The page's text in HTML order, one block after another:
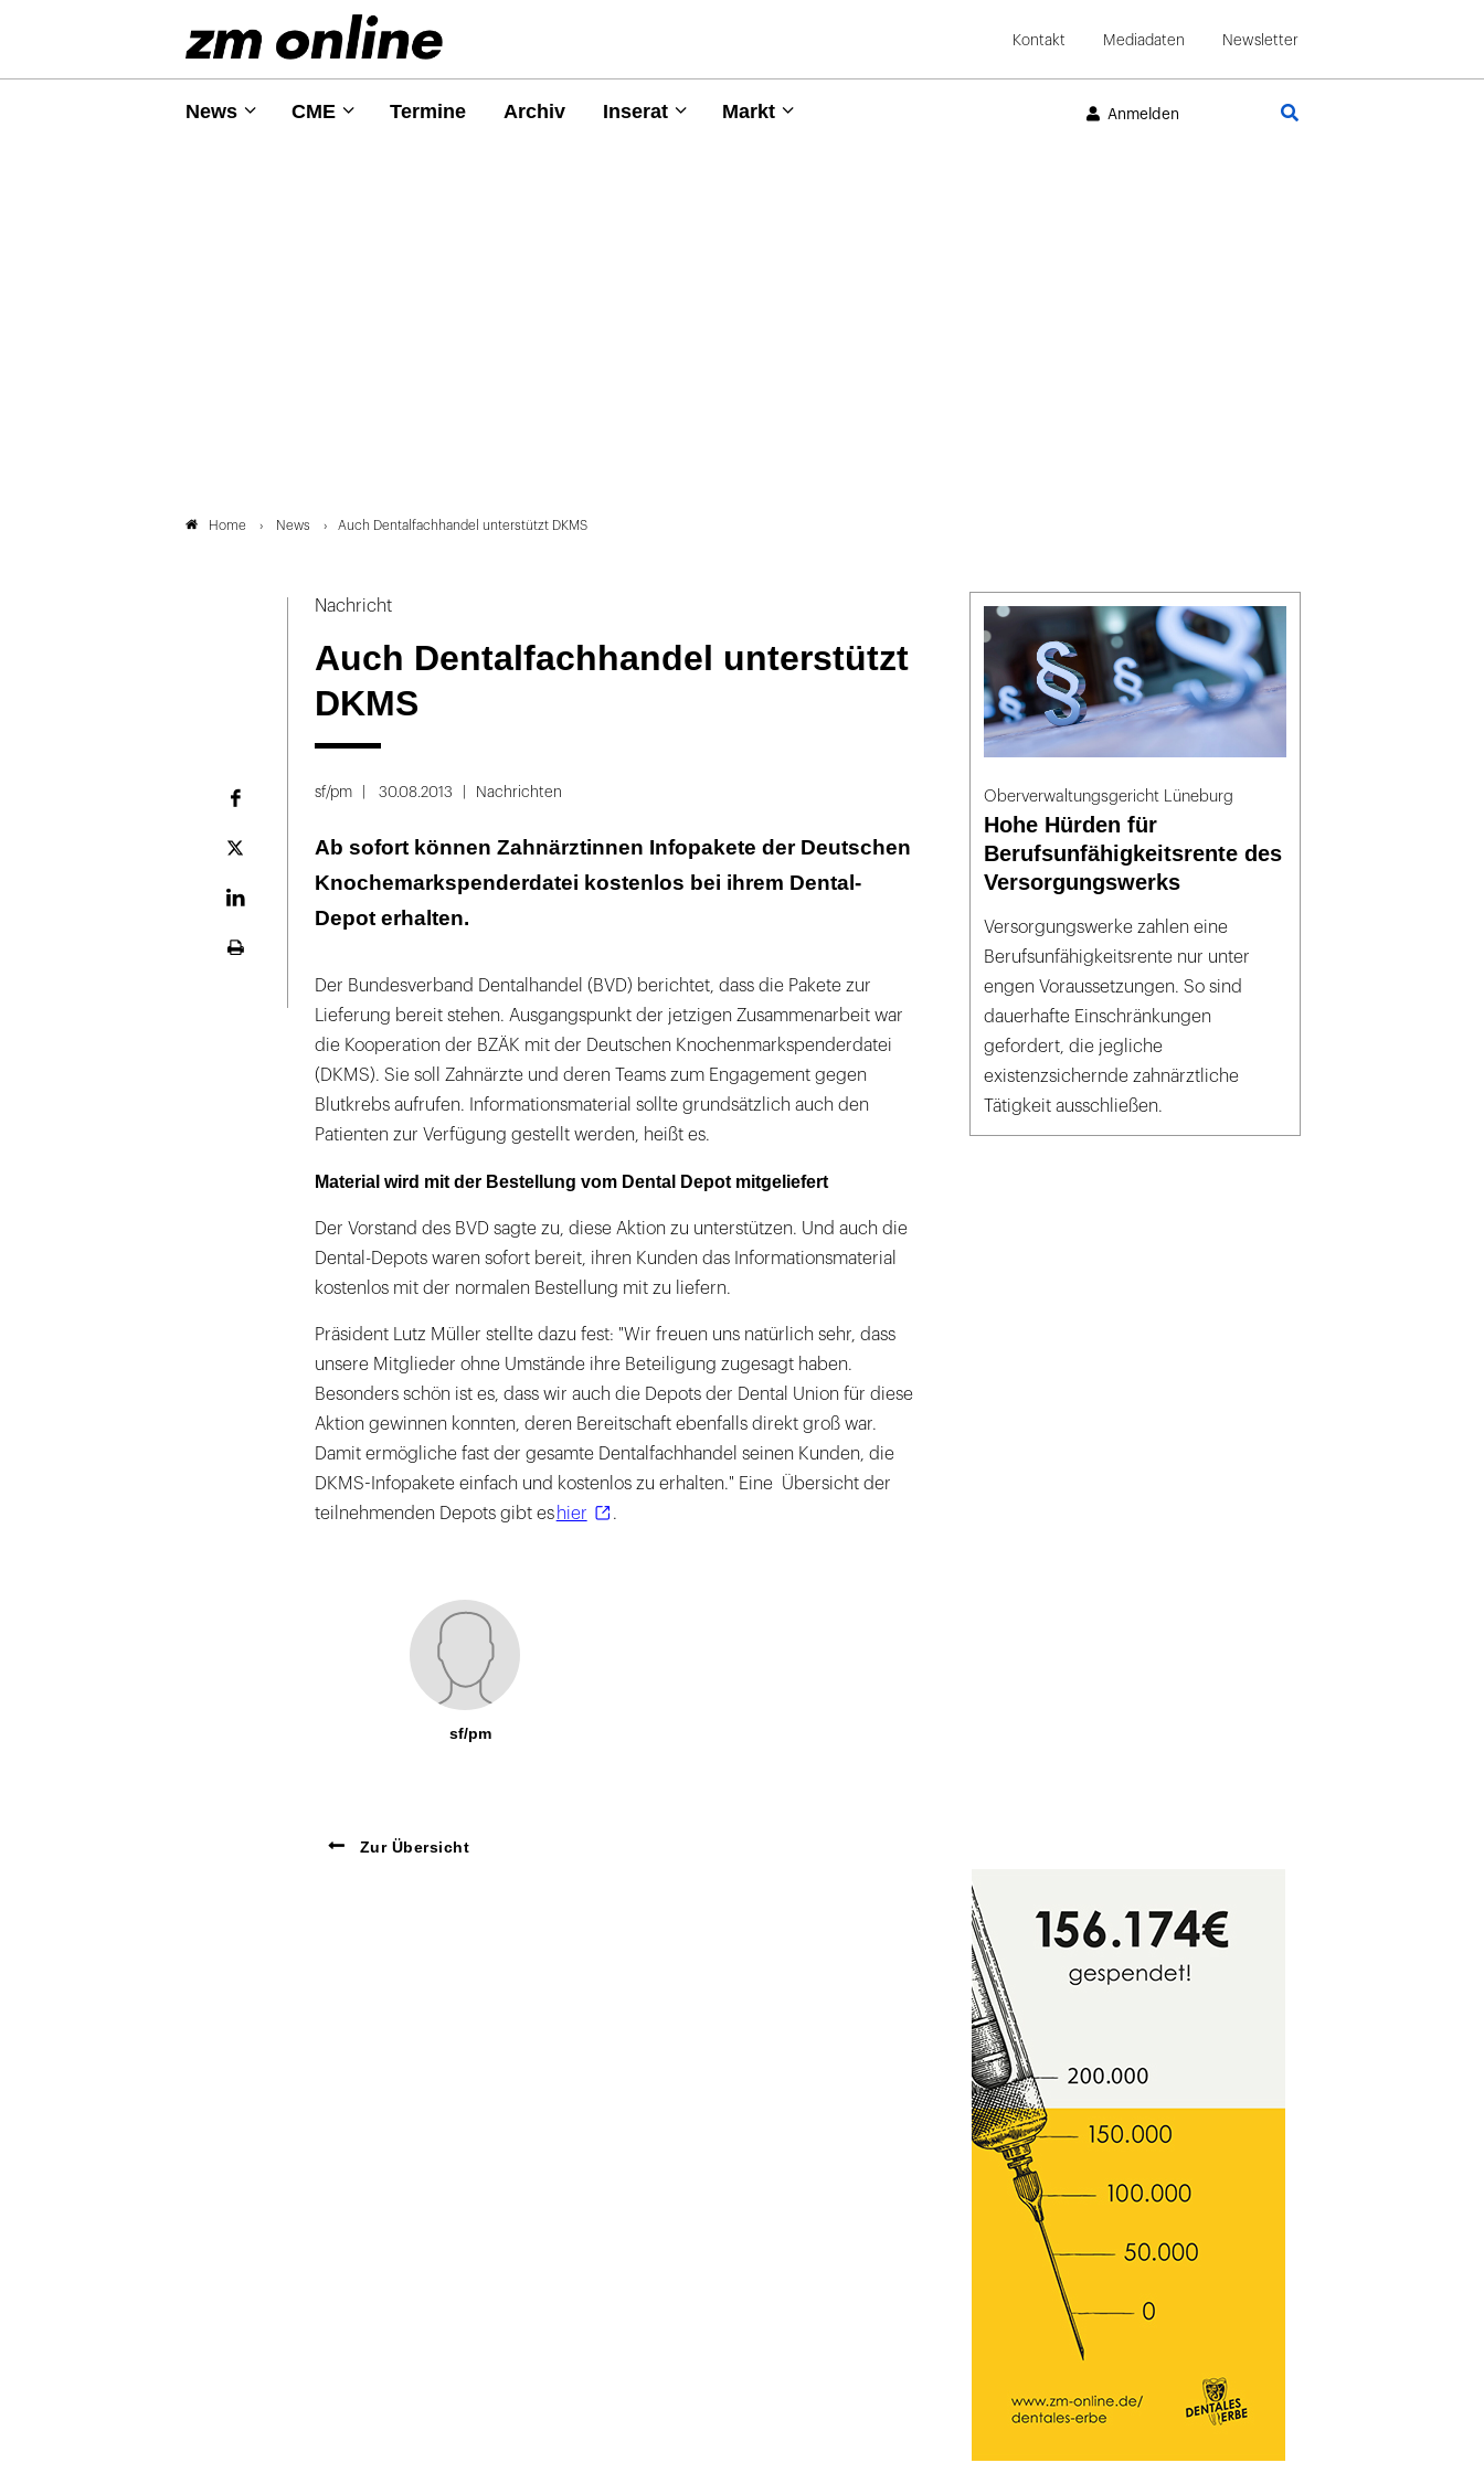
Kontakt Mediadaten Newsletter
News CME Termine Archiv Inserat Markt Anmelden
Home News Auch Dentalfachhandel unterstützt DKMS
Nachricht
Auch Dentalfachhandel unterstützt
DKMS
Plattform
sf/pm 30.08.2013 Nachrichten
Ab sofort können Zahnärztinnen Infopakete der Deutschen
Knochemarkspenderdatei kostenlos bei ihrem Dental-
Depot erhalten.
Der Bundesverband Dentalhandel (BVD) berichtet, dass die Pakete zur
Lieferung bereit stehen. Ausgangspunkt der jetzigen Zusammenarbeit war
die Kooperation der BZÄK mit der Deutschen Knochenmarkspenderdatei
(DKMS). Sie soll Zahnärzte und deren Teams zum Engagement gegen
Blutkrebs aufrufen. Informationsmaterial sollte grundsätzlich auch den
Patienten zur Verfügung gestellt werden, heißt es.
Material wird mit der Bestellung vom Dental Depot mitgeliefert
Der Vorstand des BVD sagte zu, diese Aktion zu unterstützen. Und auch die
Dental-Depots waren sofort bereit, ihren Kunden das Informationsmaterial
kostenlos mit der normalen Bestellung mit zu liefern.
Präsident Lutz Müller stellte dazu fest: "Wir freuen uns natürlich sehr, dass
unsere Mitglieder ohne Umstände ihre Beteiligung zugesagt haben.
Besonders schön ist es, dass wir auch die Depots der Dental Union für diese
Aktion gewinnen konnten, deren Bereitschaft ebenfalls direkt groß war.
Damit ermögliche fast der gesamte Dentalfachhandel seinen Kunden, die
DKMS-Infopakete einfach und kostenlos zu erhalten." Eine Übersicht der
teilnehmenden Depots gibt es hier .
sf/pm
Zur Übersicht
Oberverwaltungsgericht Lüneburg
Hohe Hürden für
Berufsunfähigkeitsrente des
Versorgungswerks
Versorgungswerke zahlen eine
Berufsunfähigkeitsrente nur unter
engen Voraussetzungen. So sind
dauerhafte Einschränkungen
gefordert, die jegliche
existenzsichernde zahnärztliche
Tätigkeit ausschließen.